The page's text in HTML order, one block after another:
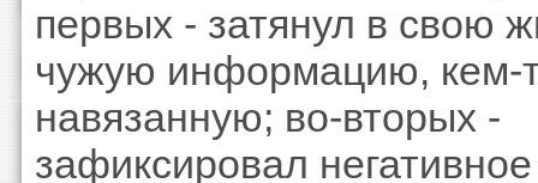
первых - затянул в свою
чужую информацию, кем-
навязанную; во-вторых -
зафиксировал